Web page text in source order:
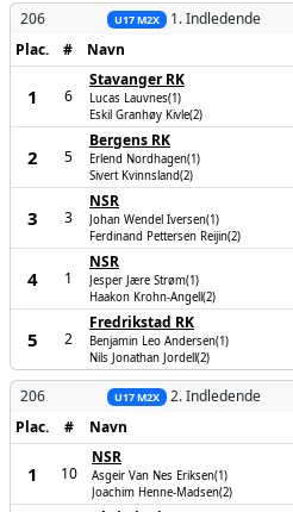
206 U17 M2X 1. Indledende
Plac.
# Navn
1 6
Stavanger RK
Lucas Lauvnes(1)
Eskil Granhøy Kivle(2)
2 5
Bergens RK
Erlend Nordhagen(1)
Sivert Kvinnsland(2)
3 3
NSR
Johan Wendel Iversen(1)
Ferdinand Pettersen Reijin(2)
4 1
NSR
Jesper Jære Strøm(1)
Haakon Krohn-Angell(2)
5 2
Fredrikstad RK
Benjamin Leo Andersen(1)
Nils Jonathan Jordell(2)
206 U17 M2X 2. Indledende
Plac.
# Navn
1 10
NSR
Asgeir Van Nes Eriksen(1)
Joachim Henne-Madsen(2)